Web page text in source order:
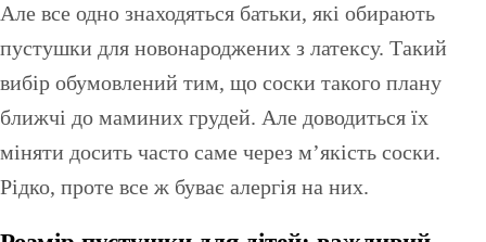
Але все одно знаходяться батьки, які обирають
пустушки для новонароджених з латексу. Такий
вибір обумовлений тим, що соски такого плану
ближчі до маминих грудей. Але доводиться їх
міняти досить часто саме через м’якість соски.
Рідко, проте все ж буває алергія на них.